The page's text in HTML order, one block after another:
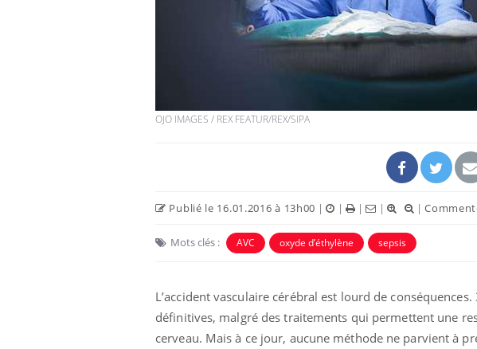
OJO IMAGES / REX FEATUR/REX/SIPA
Publié le 16.01.2016 à 13h00 | | | | |
Mots clés : AVC oxyde d’éthylène sepsis
L’accident vasculaire cérébral est lourd de
définitives, malgré des traitements qui permettent une
cerveau. Mais à ce jour, aucune méthode ne parvient à
Le Viagra pourrait-il
freiner la propagation du
finalement être bénéfique
Le
lecture ?